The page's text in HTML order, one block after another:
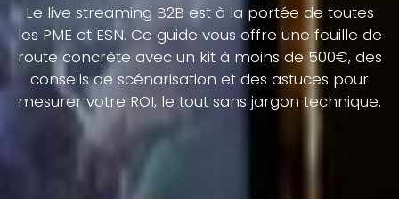
Le live streaming B2B est à la portée de toutes
les PME et ESN. Ce guide vous offre une feuille de
route concrète avec un kit à moins de 500€, des
conseils de scénarisation et des astuces pour
mesurer votre ROI, le tout sans jargon technique.